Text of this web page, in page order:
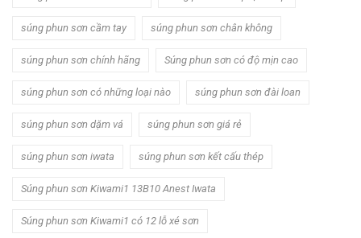
súng phun sơn cầm tay súng phun sơn chân không
súng phun sơn chính hãng Súng phun sơn có độ mịn cao
súng phun sơn có những loại nào súng phun sơn đài loan
súng phun sơn dặm vá súng phun sơn giá rẻ
súng phun sơn iwata súng phun sơn kết cấu thép
Súng phun sơn Kiwami1 13B10 Anest Iwata
Súng phun sơn Kiwami1 có 12 lỗ xé sơn